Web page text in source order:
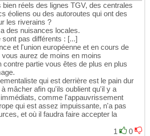
bien réels des lignes TGV, des centrales
éoliens ou des autoroutes qui ont des
les riverains ?
des nuisances locales.
pas différents : [...]
et l'union européenne et en cours de
aurez de moins en moins
contre partie vous êtes de plus en plus
qui est derrière est le pain dur
mâcher afin qu'ils oublient qu'il y a
comme l'appauvrissement
qui est assez impuissante, n'a pas
et où il faudra faire accepter la
1
0